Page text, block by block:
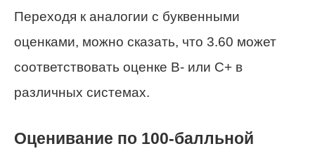
Переходя к аналогии с буквенными
оценками, можно сказать, что 3.60 может
соответствовать оценке B- или C+ в
различных системах.
Оценивание по 100-балльной